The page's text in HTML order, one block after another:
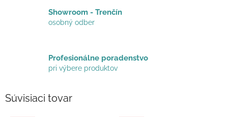
Showroom - Trenčín
osobný odber
Profesionálne poradenstvo
pri výbere produktov
Súvisiaci tovar